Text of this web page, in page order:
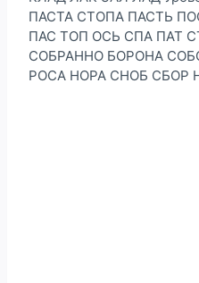
ПАСТА СТОПА ПАСТЬ
ПАС ТОП ОСЬ СПА ПАТ
СОБРАННО БОРОНА
РОСА НОРА СНОБ СБОР